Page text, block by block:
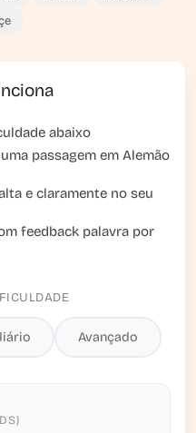
abaixo
passagem em Alemão
e claramente no seu
feedback palavra por
Avançado